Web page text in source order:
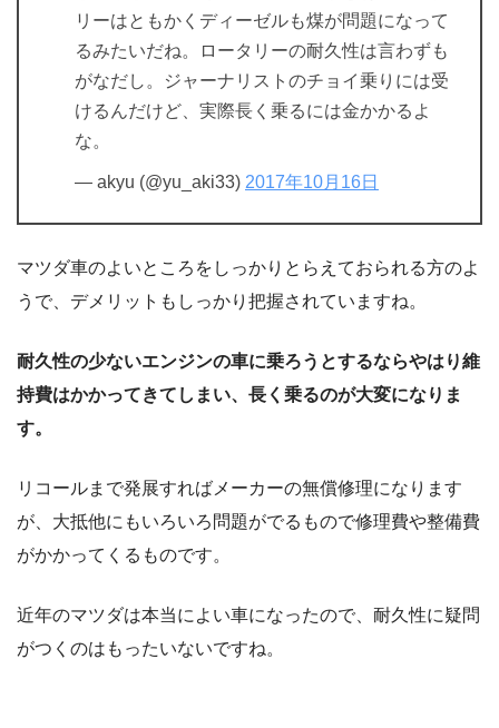
リーはともかくディーゼルも煤が問題になって
るみたいだね。ロータリーの耐久性は言わずも
がなだし。ジャーナリストのチョイ乗りには受
けるんだけど、実際長く乗るには金かかるよ
な。
— akyu (@yu_aki33) 2017年10月16日
マツダ車のよいところをしっかりとらえておられる方のよ
うで、デメリットもしっかり把握されていますね。
耐久性の少ないエンジンの車に乗ろうとするならやはり維
持費はかかってきてしまい、長く乗るのが大変になりま
す。
リコールまで発展すればメーカーの無償修理になります
が、大抵他にもいろいろ問題がでるもので修理費や整備費
がかかってくるものです。
近年のマツダは本当によい車になったので、耐久性に疑問
がつくのはもったいないですね。